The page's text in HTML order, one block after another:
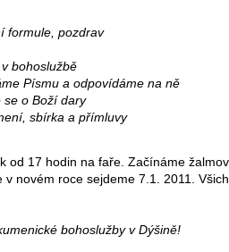
formule, pozdrav
bohoslužbě
Písmu a odpovídáme na ně
se o Boží dary
sbírka a přímluvy
od 17 hodin na faře. Začínáme
novém roce sejdeme 7.1. 2011.
bohoslužby v Dýšině!